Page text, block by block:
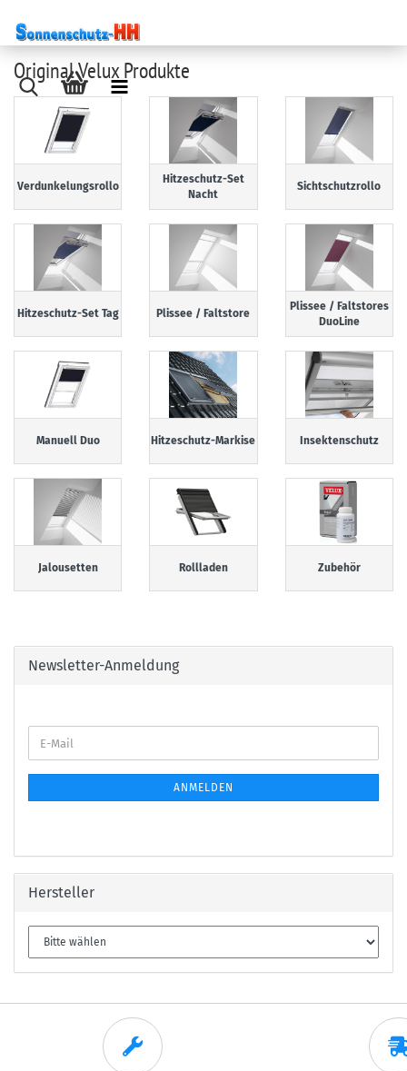
Original Velux Produkte
Verdunkelungsrollo
Hitzeschutz-Set
Nacht
Sichtschutzrollo
Hitzeschutz-Set Tag Plissee / Faltstore
Plissee / Faltstores
DuoLine
Manuell Duo Hitzeschutz-Markise Insektenschutz
Jalousetten Rollladen Zubehör
Newsletter-Anmeldung
E-
Mail
ANMELDEN
Hersteller